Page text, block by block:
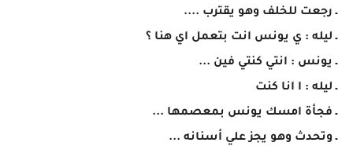
ـ رجعت للخلف وهو يقترب ....
ـ ليله : ي يونس انت بتعمل اي هنا ؟
ـ يونس : انتي كنتي فين ...
ـ ليله : ا انا كنت
ـ فجأة امسك يونس بمعصمها ...
ـ وتحدث وهو يجز علي أسنانه ...